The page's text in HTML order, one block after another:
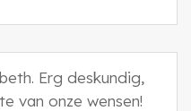
Erg deskundig,
van onze wensen!